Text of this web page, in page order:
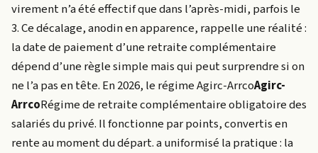
virement n’a été effectif que dans l’après-midi, parfois le
3. Ce décalage, anodin en apparence, rappelle une réalité :
la date de paiement d’une retraite complémentaire
dépend d’une règle simple mais qui peut surprendre si on
ne l’a pas en tête. En 2026, le régimeAgirc-ArrcoAgirc-
ArrcoRégime de retraite complémentaire obligatoire des
salariés du privé. Il fonctionne par points, convertis en
rente au moment du départ.a uniformisé la pratique : la